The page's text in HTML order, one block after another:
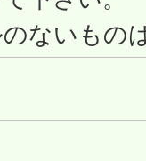
ないもの